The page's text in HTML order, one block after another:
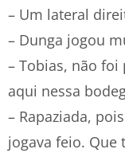
– Um lateral
– Dunga jogou
– Tobias, não
aqui nessa
– Rapaziada,
jogava feio. Que